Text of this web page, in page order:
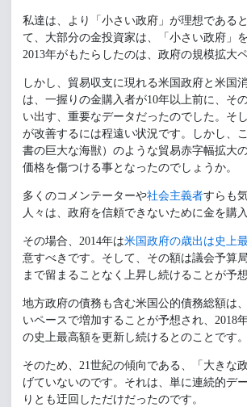
私達は、より「小さい政府」が理想である
て、大部分の金投資家は、「小さい政府」
2013年がもたらしたのは、政府の規模拡大
しかし、貿易収支に現れる米国政府と米国
は、一握りの金購入者が10年以上前に、そ
い出す、重要なデータだったのでした。そし
が改善するには程遠い状況です。しかし、
書の巨大な海獣）のような貿易赤字幅拡大
価格を傷つける事となったのでしょうか。
多くのコメンテーターや社会主義者すらも
人々は、政府を信頼できないために金を購入
その場合、2014年は米国政府の歳出は史上
意すべきです。そして、その額は議会予算
まで留まることなく上昇し続けることが予
地方政府の債務も含む米国公的債務総額は
いペースで増加することが予想され、2018
の史上最高額を更新し続けるとのことです。
そのため、21世紀の傾向である、「大きな
げていないのです。それは、単に連続的デ
りとも迂回しただけだったのです。